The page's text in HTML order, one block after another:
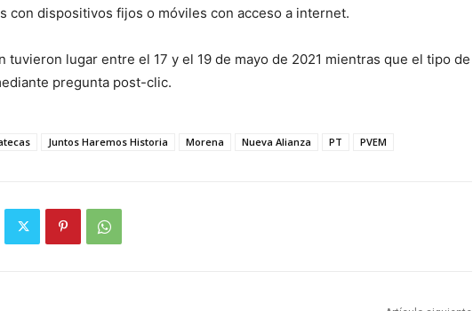
con dispositivos fijos o móviles con acceso a internet.
tuvieron lugar entre el 17 y el 19 de mayo de 2021 mientras que el tipo de
pregunta post-clic.
Juntos Haremos Historia Morena Nueva Alianza PT PVEM